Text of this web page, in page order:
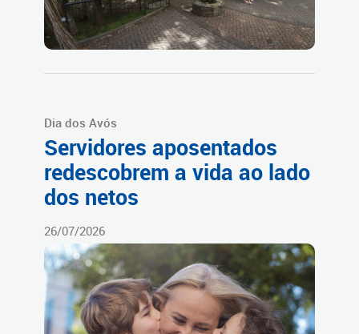
Dia dos Avós
Servidores aposentados
redescobrem a vida ao lado
dos netos
26/07/2026